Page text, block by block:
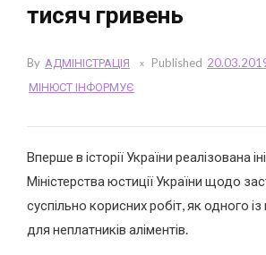
тисяч гривень
By АДМІНІСТРАЦІЯ Published
МІНЮСТ ІНФОРМУЄ
Вперше в історії України реалізована
Міністерства юстиції України щодо
суспільно корисних робіт, як одного
для неплатників аліментів.